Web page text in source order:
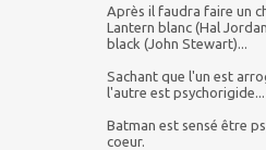
Après il faudra faire un
Lantern blanc (Hal
black (John Stewart)...
Sachant que l'un est
l'autre est psychorigide...
Batman est sensé être
coeur.